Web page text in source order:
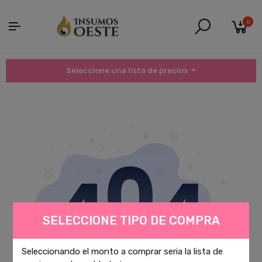
0
Seleccione una lista de precios
SELECCIONE TIPO DE COMPRA
Seleccionando el monto a comprar seria la lista de